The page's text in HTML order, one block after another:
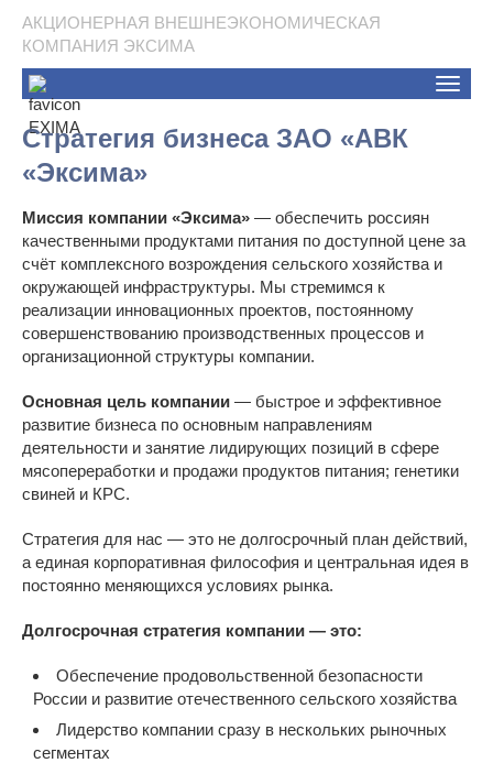
АКЦИОНЕРНАЯ ВНЕШНЕЭКОНОМИЧЕСКАЯ
КОМПАНИЯ ЭКСИМА
Toggle
Стратегия бизнеса ЗАО «АВК
«Эксима»
Миссия компании «Эксима» — обеспечить россиян
качественными продуктами питания по доступной цене за
счёт комплексного возрождения сельского хозяйства и
окружающей инфраструктуры. Мы стремимся к
реализации инновационных проектов, постоянному
совершенствованию производственных процессов и
организационной структуры компании.
Основная цель компании — быстрое и эффективное
развитие бизнеса по основным направлениям
деятельности и занятие лидирующих позиций в сфере
мясопереработки и продажи продуктов питания; генетики
свиней и КРС.
Стратегия для нас — это не долгосрочный план действий,
а единая корпоративная философия и центральная идея в
постоянно меняющихся условиях рынка.
Долгосрочная стратегия компании — это:
Обеспечение продовольственной безопасности
России и развитие отечественного сельского хозяйства
Лидерство компании сразу в нескольких рыночных
сегментах